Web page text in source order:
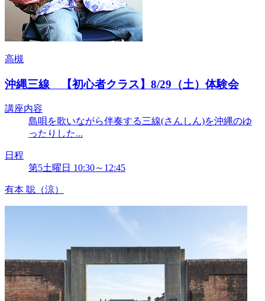
高槻
沖縄三線 【初心者クラス】8/29（土）体験会
講座内容
島唄を歌いながら伴奏する三線(さんしん)を沖縄のゆ
ったりした...
日程
第5土曜日 10:30～12:45
有本 聡（涼）